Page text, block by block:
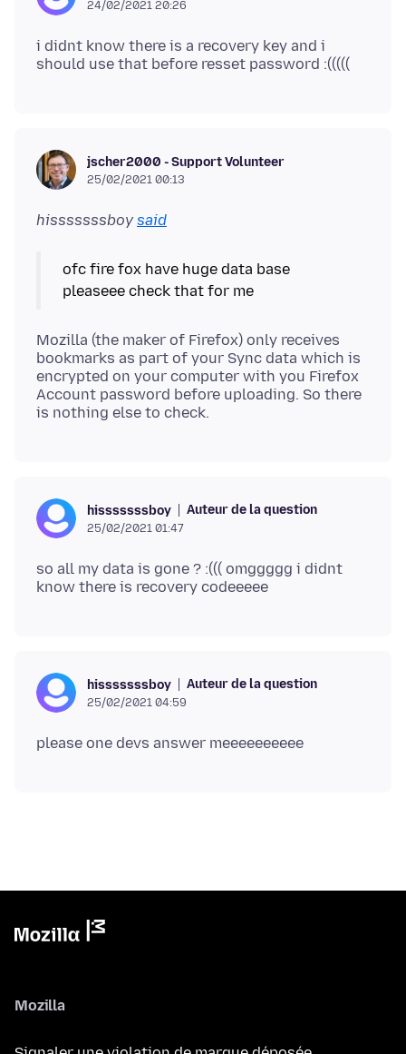
24/02/2021 20:26
i didnt know there is a recovery key and i
jscher2000 - Support Volunteer
25/02/2021 00:13
hisssssssboy said
ofc fire fox have huge data base
Mozilla (the maker of Firefox) only receives
bookmarks as part of your Sync data which is
encrypted on your computer with you Firefox
Account password before uploading. So there
hisssssssboy Auteur de la question
25/02/2021 01:47
so all my data is gone ? :((( omggggg i didnt
hisssssssboy Auteur de la question
25/02/2021 04:59
Mozilla